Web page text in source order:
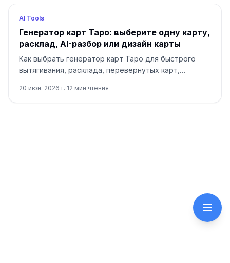
AI Tools
Генератор карт Таро: выберите одну карту,
расклад, AI-разбор или дизайн карты
Как выбрать генератор карт Таро для быстрого
вытягивания, расклада, перевернутых карт,
для иллюстрации карты.
20 июн. 2026 г.·12 мин чтения